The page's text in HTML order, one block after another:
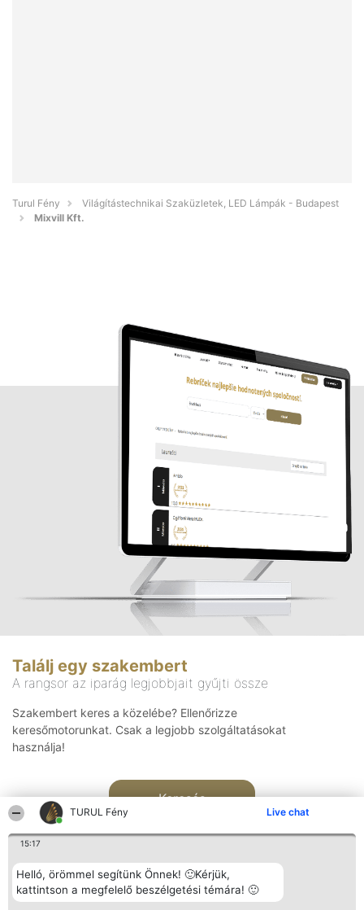
TURUL Fény Live chat
15:17
Helló, örömmel segítünk Önnek! 🙂Kérjük,
kattintson a megfelelő beszélgetési témára! 🙂
Turul Fény
Világítástechnikai Szaküzletek, LED Lámpák - Budapest
Mixvill Kft.
Találj egy szakembert
A rangsor az iparág legjobbjait gyűjti össze
Szakembert keres a közelébe? Ellenőrizze
keresőmotorunkat. Csak a legjobb szolgáltatásokat
használja!
Keresés